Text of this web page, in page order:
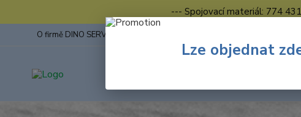
--- Spojovací materiál: 774
O firmě DINO SERVIS s.r.o.
Lze objednat